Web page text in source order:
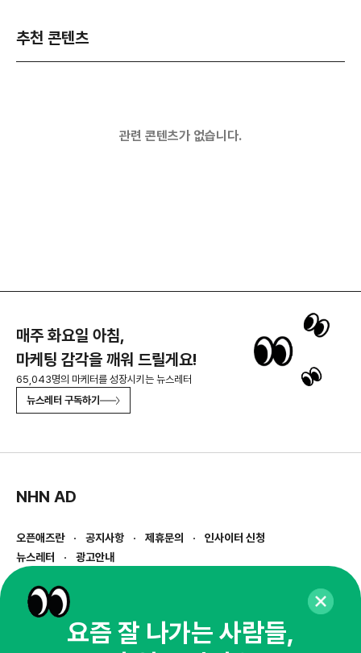
추천 콘텐츠
관련 콘텐츠가 없습니다.
매주 화요일 아침,
마케팅 감각을 깨워 드릴게요!
65,043명의 마케터를 성장시키는 뉴스레터
뉴스레터 구독하기
NHN AD
오픈애즈란 공지사항 제휴문의
인사이터 신청
뉴스레터
광고안내
경기도 성남시 분당구 대왕판교로645번길 16
사업자등록번호 : 144-81-27690(
통신판매업신고번호 : 2014-경기성남-1023
요즘 잘 나가는 사람들,